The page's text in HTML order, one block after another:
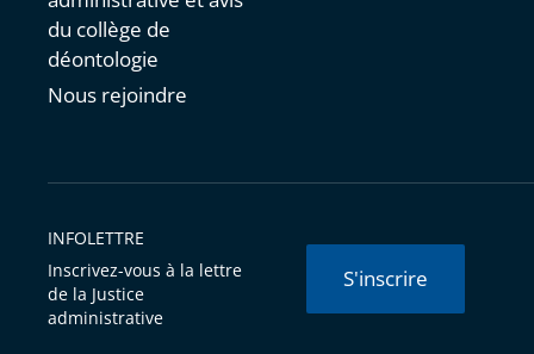
du collège de
déontologie
Nous rejoindre
INFOLETTRE
Inscrivez-vous à la lettre
de la Justice
administrative
S'inscrire